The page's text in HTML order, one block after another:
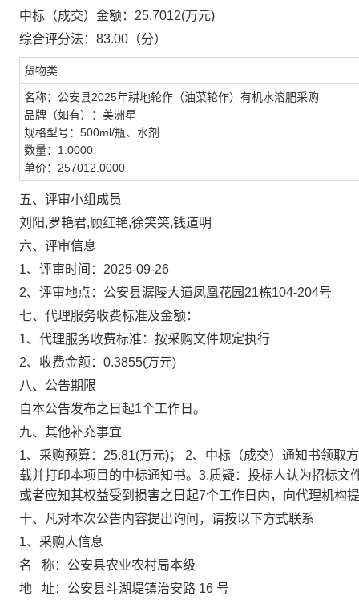
中标（成交）金额： 25.7012(万元)
综合评分法： 83.00（分）
货物类
名称：公安县2025年耕地轮作（油菜轮作）有机水溶肥采购
品牌（如有）：美洲星
规格型号：500ml/瓶、水剂
数量：1.0000
单价：257012.0000
五、评审小组成员
刘阳,罗艳君,顾红艳,徐笑笑,钱道明
六、评审信息
1、评审时间： 2025-09-26
2、评审地点： 公安县潺陵大道凤凰花园21栋104-204号
七、代理服务收费标准及金额：
1、代理服务收费标准： 按采购文件规定执行
2、收费金额： 0.3855(万元)
八、公告期限
自本公告发布之日起1个工作日。
九、其他补充事宜
1、采购预算：25.81(万元)； 2、中标（成交）通知书领取
载并打印本项目的中标通知书。3.质疑：投标人认为招标
或者应知其权益受到损害之日起7个工作日内，向代理机构
十、凡对本次公告内容提出询问，请按以下方式联系
1、采购人信息
名 称： 公安县农业农村局本级
地 址： 公安县斗湖堤镇治安路 16 号